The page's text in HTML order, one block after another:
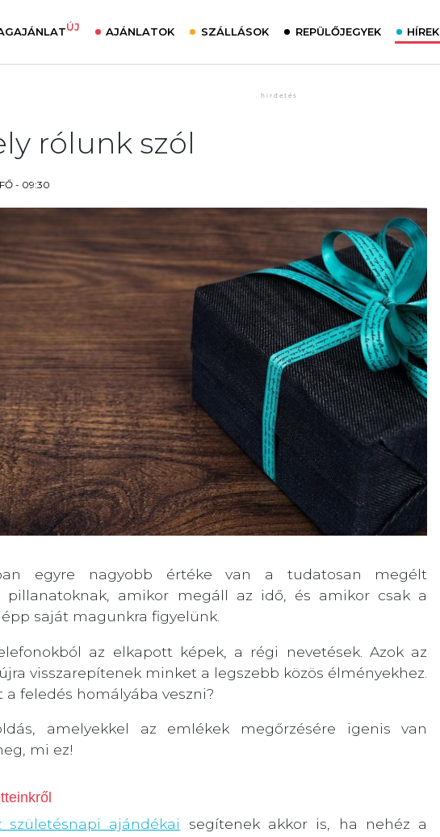
ÚJ AJÁNLATOK SZÁLLÁSOK REPÜLŐJEGYEK HÍREK
rólunk szól
- 09:30
egyre nagyobb értéke van a tudatosan megélt
pillanatoknak, amikor megáll az idő, és amikor csak a
saját magunkra figyelünk.
az elkapott képek, a régi nevetések. Azok az
visszarepítenek minket a legszebb közös élményekhez.
feledés homályába veszni?
amelyekkel az emlékek megőrzésére igenis van
mi ez!
születésnapi ajándékai
segítenek akkor is, ha nehéz a